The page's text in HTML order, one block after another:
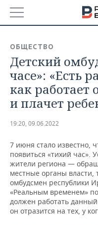
БАШКОРТОСТАН
ТАТАРСТАН
УДМУРТИЯ
НОВОСТИ
АНАЛИТИКА
НОВОСТИ
ДЕКЛАРАЦИИ О
КОРОЛИ
ВУЗЫ ТАТАРСТАНА
КОМУ ПРИНАДЛЕЖАТ
ТОРГОВЫЕ ЦЕНТРЫ
ТАТАРСТАНА
ЭКОНОМИКА
НОВОСТИ ЭКОНОМИКИ
ФИНАНСЫ
БАНКИ
БЮДЖЕТ
ИНВЕСТИЦИИ
ПРОМЫШЛЕННОСТЬ
НОВОСТИ
ПРОМЫШЛЕННОСТИ
АГРОПРОМ
МАШИНОСТРОЕНИЕ
НЕДВИЖИМОСТЬ
НОВОСТИ
АВТО
НОВОСТИ АВТО
БИЗНЕС
НОВОСТИ БИЗНЕСА
ОБЩЕСТВО
Детский
часе»: «Есть
как
и плачет
19:20, 09.06.2022
7 июня стало известно,
появиться «тихий час».
жители региона —
местные органы власти,
омбудсмен республики
«Реальным временем»
должен работать
он отразится на тех, у